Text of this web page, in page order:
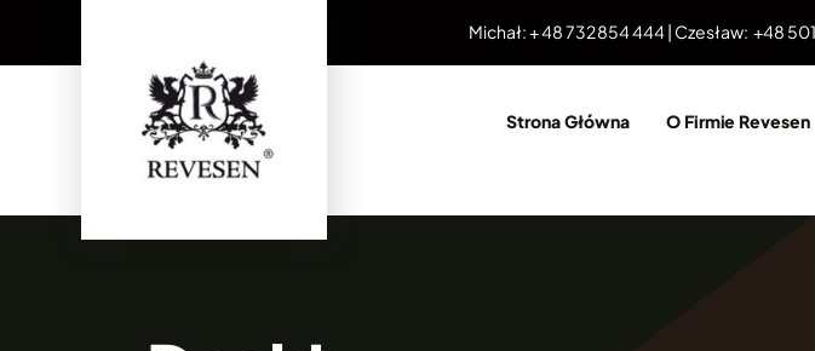
Michał: + 48 732 854 444 | Czesław: +48
Strona Główna O Firmie Revesen